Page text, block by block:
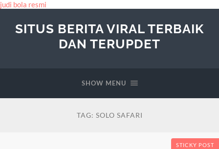
judi bola resmi
SITUS BERITA VIRAL TERBAIK
DAN TERUPDET
SHOW MENU
TAG: SOLO SAFARI
STICKY POST